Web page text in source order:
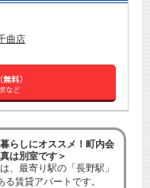
曲店
らしにオススメ！町内会
は別室です＞
、最寄り駅の「長野駅」
賃貸アパートです。